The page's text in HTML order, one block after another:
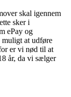
skal igennem
sker i
ePay og
muligt at udføre
er vi nød til at
år, da vi sælger